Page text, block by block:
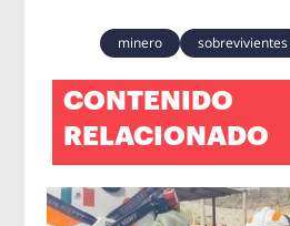
minero sobrevivientes
CONTENIDO
RELACIONADO